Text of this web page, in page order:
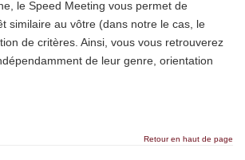
le Speed Meeting vous permet de
similaire au vôtre (dans notre le cas, le
de critères. Ainsi, vous vous retrouverez
de leur genre, orientation
Retour en haut de page